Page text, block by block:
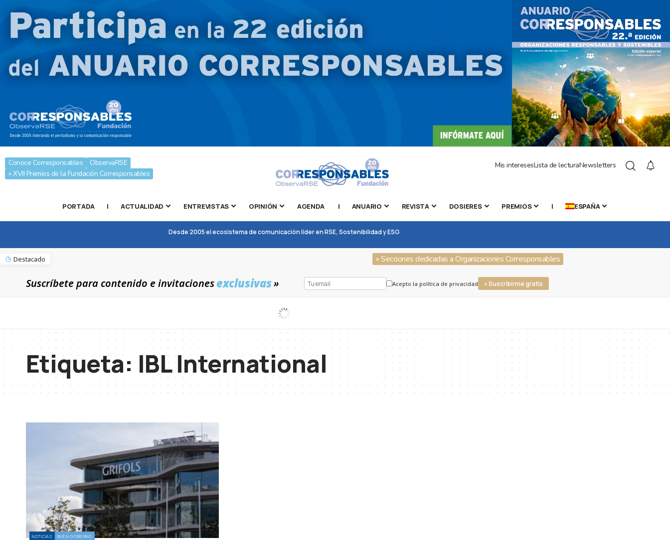
Conoce Corresponsables
ObservaRSE
» XVII Premios de la Fundación Corresponsables
Mis interesesLista de lecturaNewsletters
PORTADA | ACTUALIDAD ENTREVISTAS OPINIÓN AGENDA | ANUARIO REVISTA DOSIERES PREMIOS | ESPAÑA
Desde 2005 el ecosistema de comunicación líder en RSE, Sostenibilidad y ESG
Destacado » Secciones dedicadas a Organizaciones Corresponsables
Suscríbete para contenido e invitacionesexclusivas» Acepto la política de privacidad » Suscribirme gratis
Etiqueta: IBL International
NOTICIAS BUEN GOBIERNO